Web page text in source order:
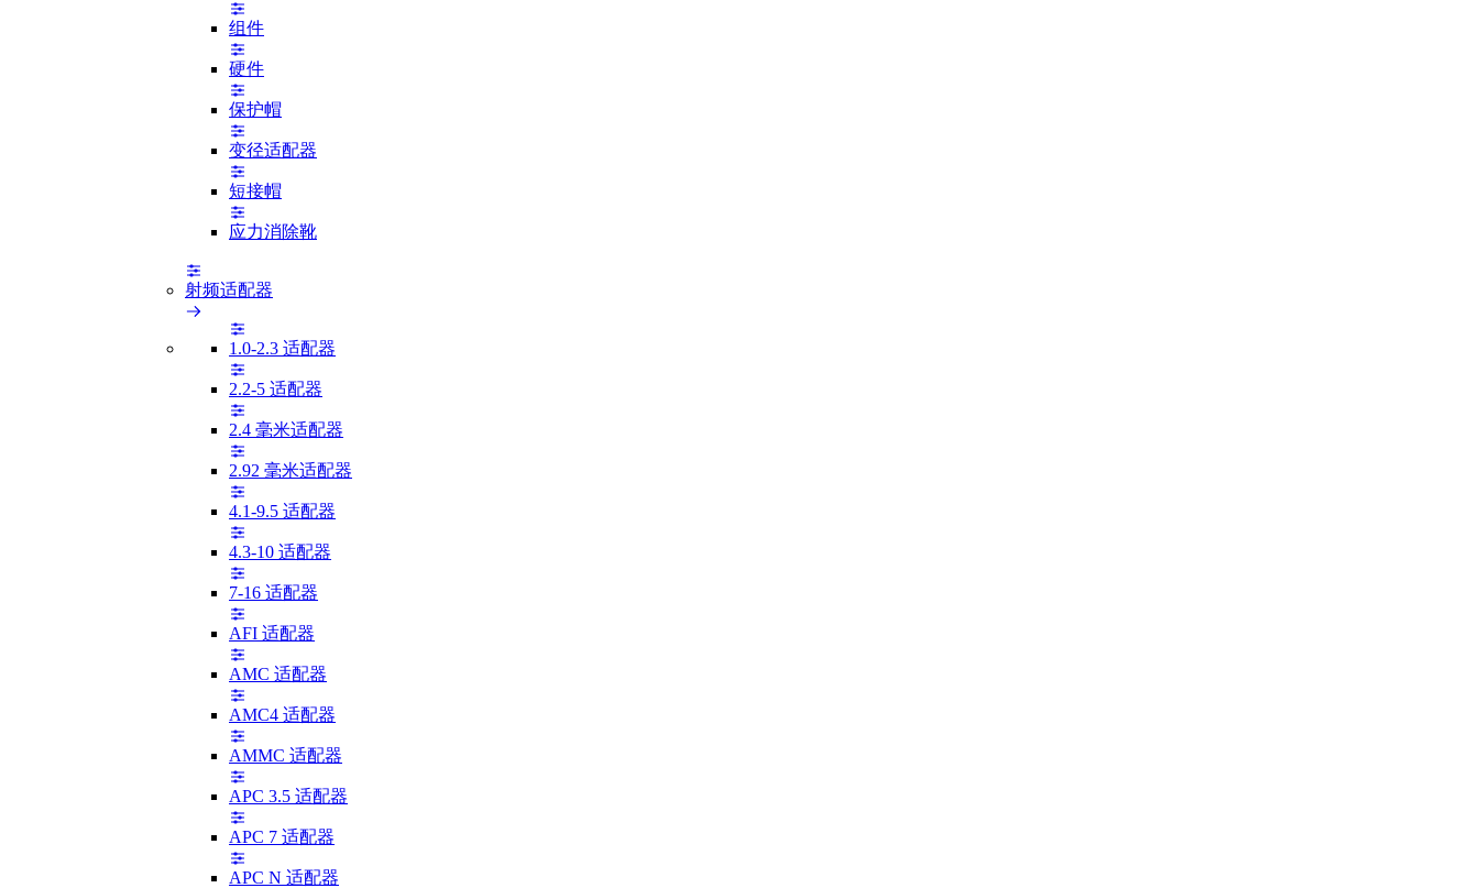
组件
硬件
保护帽
变径适配器
短接帽
应力消除靴
射频适配器
1.0-2.3 适配器
2.2-5 适配器
2.4 毫米适配器
2.92 毫米适配器
4.1-9.5 适配器
4.3-10 适配器
7-16 适配器
AFI 适配器
AMC 适配器
AMC4 适配器
AMMC 适配器
APC 3.5 适配器
APC 7 适配器
APC N 适配器